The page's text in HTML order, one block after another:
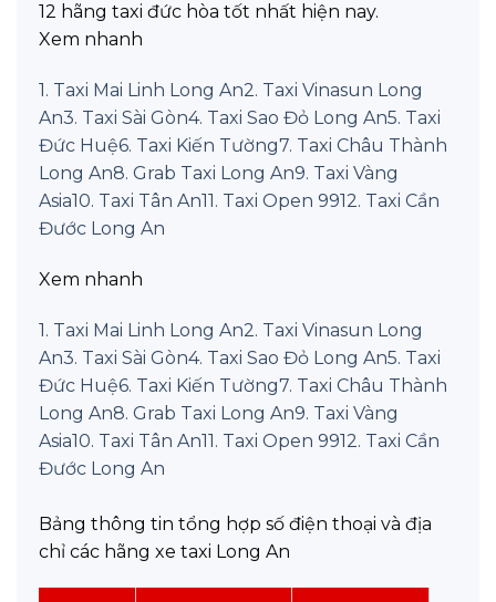
12 hãng taxi đức hòa tốt nhất hiện nay.
Xem nhanh
1. Taxi Mai Linh Long An2. Taxi Vinasun Long
An3. Taxi Sài Gòn4. Taxi Sao Đỏ Long An5. Taxi
Đức Huệ6. Taxi Kiến Tường7. Taxi Châu Thành
Long An8. Grab Taxi Long An9. Taxi Vàng
Asia10. Taxi Tân An11. Taxi Open 9912. Taxi Cần
Đước Long An
Xem nhanh
1. Taxi Mai Linh Long An2. Taxi Vinasun Long
An3. Taxi Sài Gòn4. Taxi Sao Đỏ Long An5. Taxi
Đức Huệ6. Taxi Kiến Tường7. Taxi Châu Thành
Long An8. Grab Taxi Long An9. Taxi Vàng
Asia10. Taxi Tân An11. Taxi Open 9912. Taxi Cần
Đước Long An
Bảng thông tin tổng hợp số điện thoại và địa
chỉ các hãng xe taxi Long An